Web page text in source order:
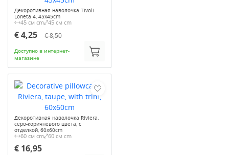
Декоротивная наволочка Tivoli
Loneta 4, 45x45cm
45 см cm 45 см cm
€ 4,25 € 8,50
Доступно в интернет-
магазине
Декоротивная наволочка Riviera,
серо-коричневого цвета, с
отделкой, 60x60cm
60 см cm 60 см cm
€ 16,95